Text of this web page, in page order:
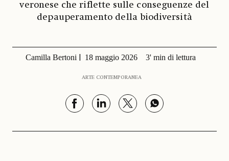
veronese che riflette sulle conseguenze del
depauperamento della biodiversità
Camilla Bertoni 18 maggio 2026 3' min di lettura
ARTE CONTEMPORANEA